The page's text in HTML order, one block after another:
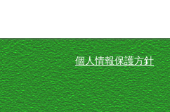
個人情報保護方針